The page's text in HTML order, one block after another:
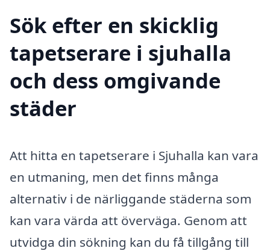
Sök efter en skicklig
tapetserare i sjuhalla
och dess omgivande
städer
Att hitta en tapetserare i Sjuhalla kan vara
en utmaning, men det finns många
alternativ i de närliggande städerna som
kan vara värda att överväga. Genom att
utvidga din sökning kan du få tillgång till